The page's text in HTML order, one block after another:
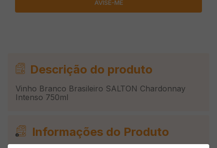
Descrição do produto
Vinho Branco Brasileiro SALTON Chardonnay
Intenso 750ml
Informações do Produto